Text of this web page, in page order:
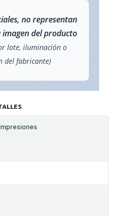
no representan
del producto
lote, iluminación o
del fabricante)